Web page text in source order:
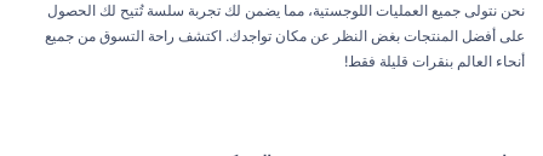
نحن نتولى جميع العمليات اللوجستية، مما يضمن لك تجربة سلسة تُتيح لك الحصول
على أفضل المنتجات بغض النظر عن مكان تواجدك. اكتشف راحة التسوق من جميع
أنحاء العالم بنقرات قليلة فقط!